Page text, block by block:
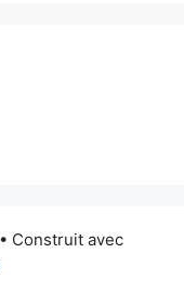
• Construit avec